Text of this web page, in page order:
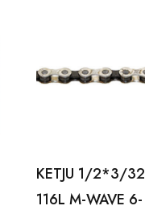
KETJU 1/2*3/32
116L M-WAVE 6-